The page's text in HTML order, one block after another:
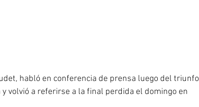
habló en conferencia de prensa luego del triunfo
volvió a referirse a la final perdida el domingo en